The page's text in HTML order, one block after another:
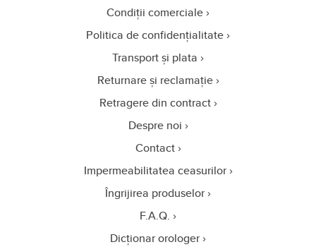
Condiții comerciale
Politica de confidențialitate
Transport și plata
Returnare și reclamație
Retragere din contract
Despre noi
Contact
Impermeabilitatea ceasurilor
Îngrijirea produselor
F.A.Q.
Dicționar orologer